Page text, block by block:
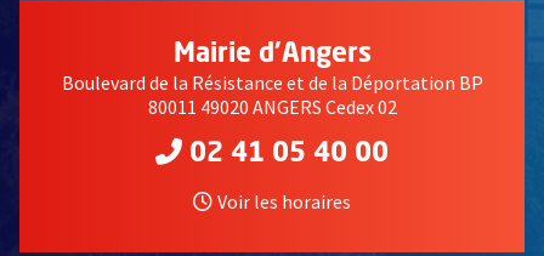
Mairie d'Angers
Boulevard de la Résistance et de la Déportation BP
80011 49020 ANGERS Cedex 02
02 41 05 40 00
Voir les horaires